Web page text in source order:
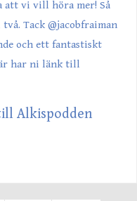
att vi vill höra mer! Så
Tack @jacobfraiman
och ett fantastiskt
har ni länk till
Alkispodden